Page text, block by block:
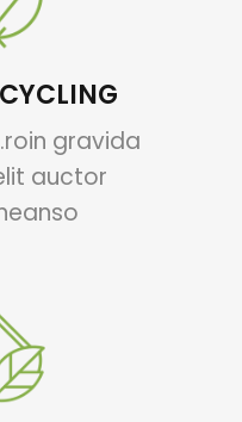
gravida
auctor